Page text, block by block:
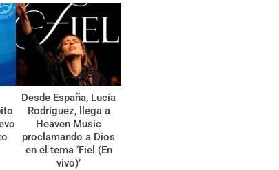
Desde España, Lucía
Rodríguez, llega a
Heaven Music
proclamando a Dios
en el tema ‘Fiel (En
vivo)’